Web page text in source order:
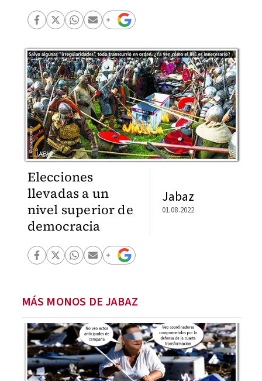
Elecciones
llevadas a un
nivel superior de
democracia
Jabaz
01.08.2022
MÁS MONOS DE JABAZ